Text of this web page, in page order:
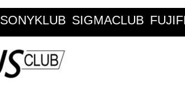
SONYKLUB SIGMACLUB